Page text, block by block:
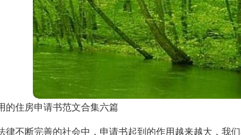
的住房申请书范文合集六篇
律不断完善的社会中，申请书起到的作用越来越大，我